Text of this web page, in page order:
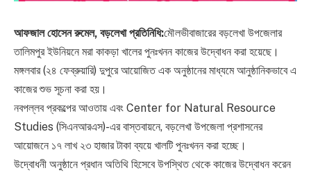
আফজাল হোসেন রুমেল, বড়লেখা প্রতিনিধি:মৌলভীবাজারের বড়লেখা উপজেলার
তালিমপুর ইউনিয়নে মরা কাকড়া খালের পুনঃখনন কাজের উদ্বোধন করা হয়েছে।
মঙ্গলবার (২৪ ফেব্রুয়ারি) দুপুরে আয়োজিত এক অনুষ্ঠানের মাধ্যমে আনুষ্ঠানিকভাবে এ
কাজের শুভ সূচনা করা হয়।
নবপল্লব প্রকল্পের আওতায় এবং Center for Natural Resource
Studies (সিএনআরএস)-এর বাস্তবায়নে, বড়লেখা উপজেলা প্রশাসনের
আয়োজনে ১৭ লাখ ২৩ হাজার টাকা ব্যয়ে খালটি পুনঃখনন করা হচ্ছে।
উদ্বোধনী অনুষ্ঠানে প্রধান অতিথি হিসেবে উপস্থিত থেকে কাজের উদ্বোধন করেন